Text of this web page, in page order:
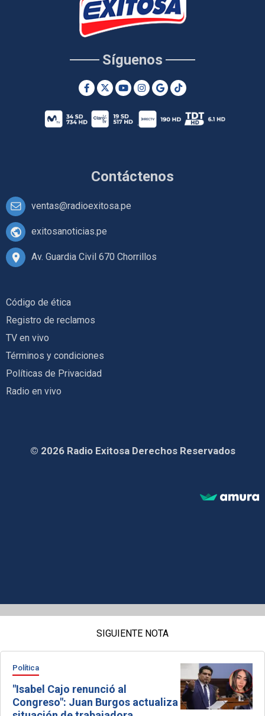
Contáctenos
ventas@radioexitosa.pe
exitosanoticias.pe
Av. Guardia Civil 670 Chorrillos
Síguenos
Código de ética
Registro de reclamos
TV en vivo
Términos y condiciones
Políticas de Privacidad
Radio en vivo
© 2026 Radio Exitosa Derechos Reservados
SIGUIENTE NOTA
Política
"Isabel Cajo renunció al
Congreso": Juan Burgos actualiza